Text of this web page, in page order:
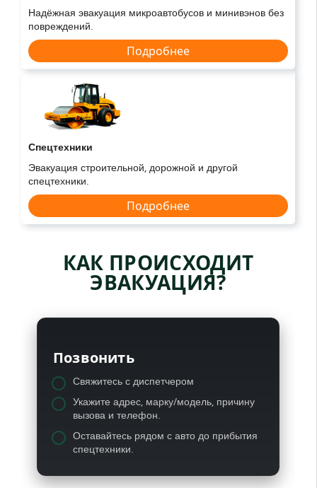
Надёжная эвакуация микроавтобусов и минивэнов без
повреждений.
Подробнее
Спецтехники
Эвакуация строительной, дорожной и другой
спецтехники.
Подробнее
КАК ПРОИСХОДИТ
ЭВАКУАЦИЯ?
Позвонить
Свяжитесь с диспетчером
Укажите адрес, марку/модель, причину
вызова и телефон.
Оставайтесь рядом с авто до прибытия
спецтехники.